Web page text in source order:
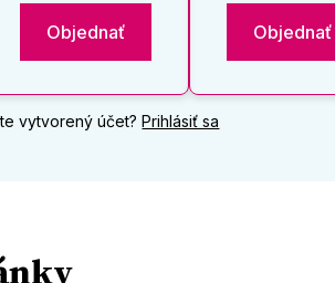
Objednať Objednať
vytvorený účet?Prihlásiť sa